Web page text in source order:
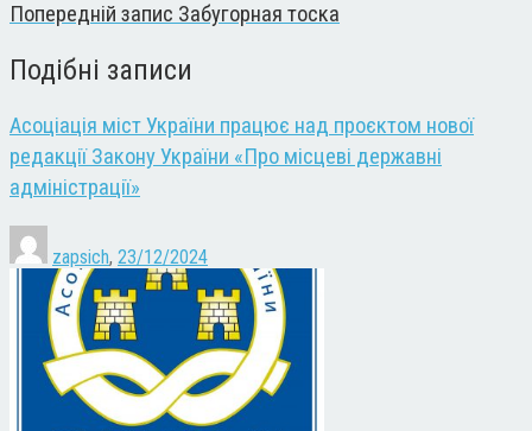
Попередній запис Забугорная тоска
Подібні записи
Асоціація міст України працює над проєктом нової
редакції Закону України «Про місцеві державні
адміністрації»
zapsich, 23/12/2024